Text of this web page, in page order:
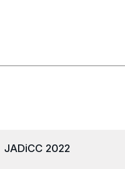
JADiCC 2022